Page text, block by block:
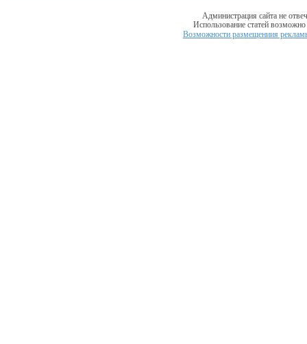
Администрация сайта не
Использование статей
Возможности размещениия